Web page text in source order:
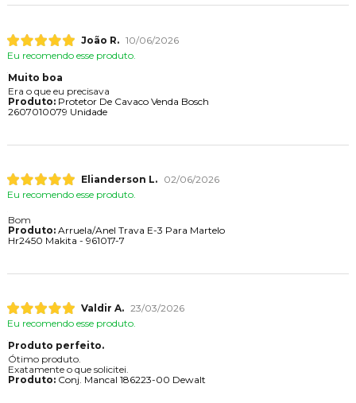
João R. 10/06/2026
Eu recomendo esse produto.
Muito boa
Era o que eu precisava
Produto:Protetor De Cavaco Venda Bosch
2607010079 Unidade
Elianderson L.
02/06/2026
Eu recomendo esse produto.
Bom
Produto:Arruela/Anel Trava E-3 Para Martelo
Hr2450 Makita - 961017-7
Valdir A. 23/03/2026
Eu recomendo esse produto.
Produto perfeito.
Ótimo produto.
Exatamente o que solicitei.
Produto:Conj. Mancal 186223-00 Dewalt